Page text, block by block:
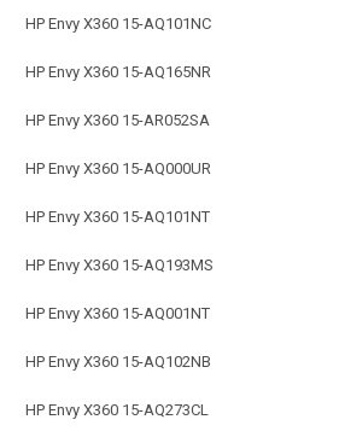
HP Envy X360 15-AQ101NC
HP Envy X360 15-AQ165NR
HP Envy X360 15-AR052SA
HP Envy X360 15-AQ000UR
HP Envy X360 15-AQ101NT
HP Envy X360 15-AQ193MS
HP Envy X360 15-AQ001NT
HP Envy X360 15-AQ102NB
HP Envy X360 15-AQ273CL